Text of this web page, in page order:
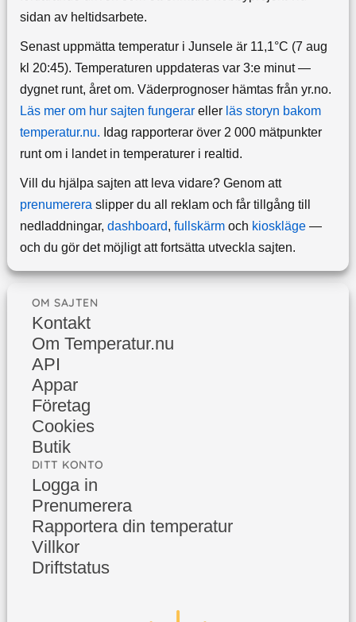
sidan av heltidsarbete.
Senast uppmätta temperatur i Junsele är 11,1°C (7 aug
kl 20:45). Temperaturen uppdateras var 3:e minut —
dygnet runt, året om. Väderprognoser hämtas från yr.no.
Läs mer om hur sajten fungerareller läs storyn bakom
temperatur.nu. Idag rapporterar över 2 000 mätpunkter
runt om i landet in temperaturer i realtid.
Vill du hjälpa sajten att leva vidare? Genom att
prenumereraslipper du all reklam och får tillgång till
nedladdningar, dashboard, fullskärmoch kioskläge—
och du gör det möjligt att fortsätta utveckla sajten.
OM SAJTEN
Kontakt
Om Temperatur.nu
API
Appar
Företag
Cookies
Butik
DITT KONTO
Logga in
Prenumerera
Rapportera din temperatur
Villkor
Driftstatus